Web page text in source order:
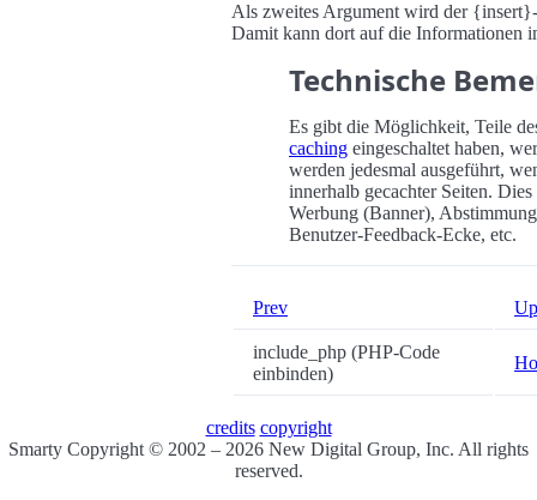
Als zweites Argument wird der
Damit kann dort auf die Informationen
Technische
Es gibt die Möglichkeit, Teile
caching eingeschaltet haben,
werden jedesmal ausgeführt,
innerhalb gecachter Seiten.
Werbung (Banner),
Benutzer-Feedback-Ecke, etc.
Prev Up
include_php (PHP-Code
einbinden)
credits copyright
Smarty Copyright © 2002 – 2026 New Digital Group, Inc. All rights
reserved.